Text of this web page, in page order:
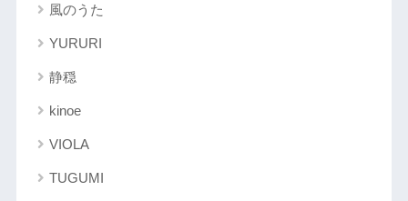
風のうた
YURURI
静穏
kinoe
VIOLA
TUGUMI